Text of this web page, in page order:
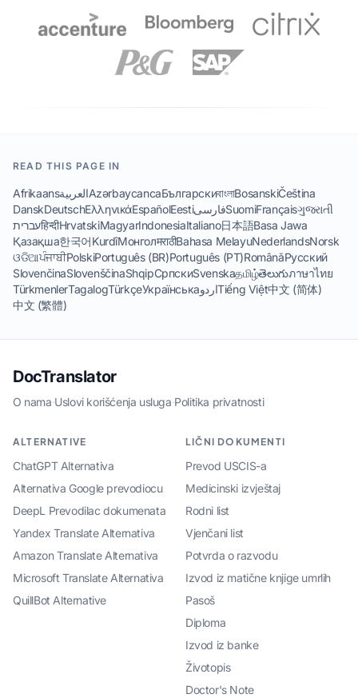
READ THIS PAGE IN
AfrikaansالعربيةAzərbaycancaБългарскиবাংলাBosanskiČeština
DanskDeutschΕλληνικάEspañolEestiفارسیSuomiFrançaisગુજરાતી
עבריתहिन्दीHrvatskiMagyarIndonesiaItaliano日本語Basa Jawa
Қазақша한국어KurdîМонголमराठीBahasa MelayuNederlandsNorsk
ଓଡିଆਪੰਜਾਬੀPolskiPortuguês (BR)Português (PT)RomânăРусский
SlovenčinaSlovenščinaShqipСрпскиSvenskaதமிழ்తెలుగుภาษาไทย
TürkmenlerTagalogTürkçeУкраїнськаاردوTiếng Việt中文 (简体)
中文 (繁體)
DocTranslator
O nama·Uslovi korišćenja usluga·Politika privatnosti
ALTERNATIVE
ChatGPT Alternativa
Alternativa Google prevodiocu
DeepL Prevodilac dokumenata
Yandex Translate Alternativa
Amazon Translate Alternativa
Microsoft Translate Alternativa
QuillBot Alternative
LIČNI DOKUMENTI
Prevod USCIS-a
Medicinski izvještaj
Rodni list
Vjenčani list
Potvrda o razvodu
Izvod iz matične knjige umrlih
Pasoš
Diploma
Izvod iz banke
Životopis
Doctor's Note